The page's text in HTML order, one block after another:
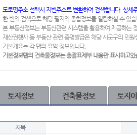
도로명주소 선택시 지번주소로 변환하여 검색합니다. 상세
한 번의 검색으로 해당 필지의 종합정보를 열람하실 수 있습
본 부동산정보는 부동산관련 시스템을 활용하여 제공하는
재산권행사 등 부동산 관련 증명발급은 해당 시군구의 민원
기본개요는 각 탭의 요약 정보입니다.
기본정보탭의 건축물정보는 총괄표제부 내용만 표시하고있
토지정보 건축물정보 토지
지목